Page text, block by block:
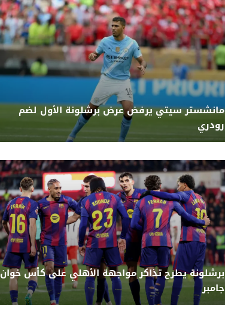
مانشستر سيتي يرفض عرض برشلونة الأول لضم
رودري
برشلونة يطرح تذاكر مواجهة الأهلي على كأس خوان
جامبر